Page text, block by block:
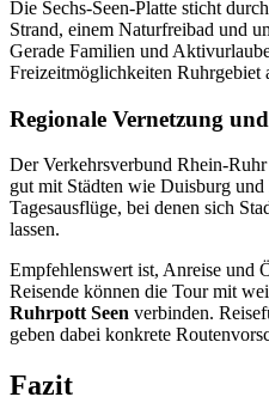
Die Sechs-Seen-Platte sticht
Strand, einem Naturfreibad und
Gerade Familien und
Freizeitmöglichkeiten Ruhrgebiet
Regionale Vernetzung
Der Verkehrsverbund Rhein-
gut mit Städten wie Duisburg
Tagesausflüge, bei denen sich
lassen.
Empfehlenswert ist, Anreise und
Reisende können die Tour mit
Ruhrpott Seen verbinden.
geben dabei konkrete
Fazit